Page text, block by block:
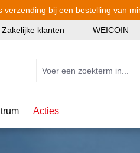
verzending bij een bestelling van
Zakelijke klanten WEICOIN
Acties